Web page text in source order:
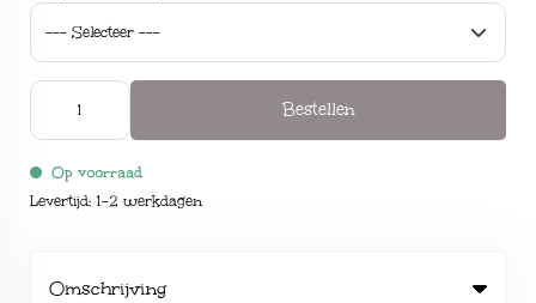
Bestellen
Op voorraad
Levertijd: 1-2 werkdagen
Omschrijving